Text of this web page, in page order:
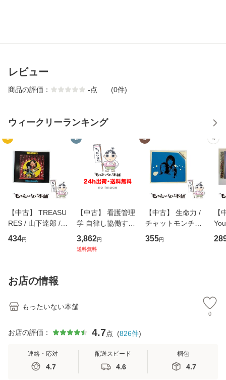
レビュー
商品の評価： -点 (0件)
ウィークリーランキング
1
【中古】 TREASU
RES / 山下達郎 /
イーストウエス
ト・ジャパン [CD]
434円
2
【中古】 看護管理
学 自律し協働する
専門職の看護マネ
ジメントスキル 改
3,862円
送料無料
3
【中古】 生命力 /
チャットモンチー /
キューンレコード
[CD]【メール便送
355円
4
【
のが
お店の情報
もったいない本舗
0
お店の評価： 4.7点 (826件)
連絡・応対
4.7
配送スピード
4.6
梱包
4.7